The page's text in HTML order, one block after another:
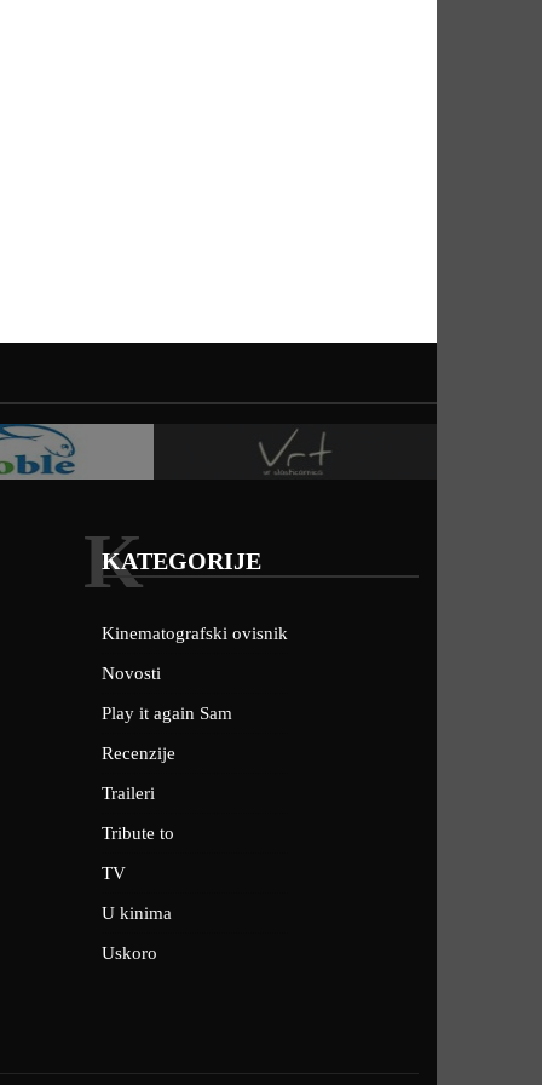
KATEGORIJE
K
Kinematografski ovisnik
Novosti
Play it again Sam
Recenzije
Traileri
Tribute to
TV
U kinima
Uskoro